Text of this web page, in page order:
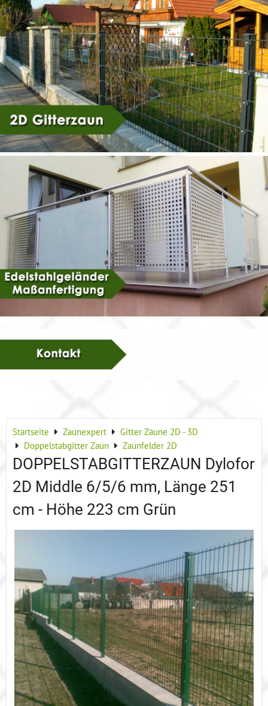
Startseite Zaunexpert
Gitter Zäune 2D - 3D
Doppelstabgitter Zaun
Zaunfelder 2D
DOPPELSTABGITTERZAUN Dylofor
2D Middle 6/5/6 mm, Länge 251
cm - Höhe 223 cm Grün